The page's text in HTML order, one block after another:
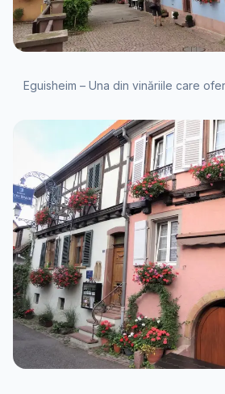
Eguisheim – Una din vinăriile care